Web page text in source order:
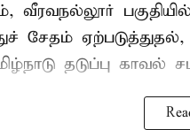
வீரவநல்லூர்
சேதம்
தடுப்பு காவல்